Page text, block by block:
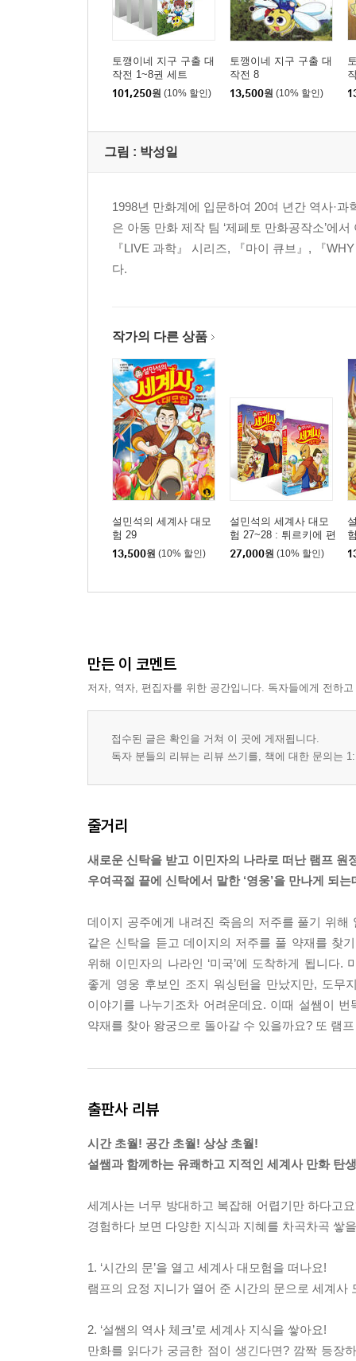
토깽이네 지구 구출 대
작전 1~8권 세트
101,250원 (10% 할인)
토깽이네 지구 구출 대
작전 8
13,500원 (10% 할인)
그림 : 박성일
1998년 만화계에 입문하여 20여 년간 역사·
은 아동 만화 제작 팀 ‘제페토 만화공작소’에
『LIVE 과학』 시리즈, 『마이 큐브』, 『
다.
작가의 다른 상품
설민석의 세계사 대모
험 29
13,500원 (10% 할인)
설민석의 세계사 대모
험 27~28 : 튀르키에 편
세트
27,000원 (10% 할인)
만든 이 코멘트
저자, 역자, 편집자를 위한 공간입니다. 독자들에게 전하
접수된 글은 확인을 거쳐 이 곳에 게재됩니다.
독자 분들의 리뷰는 리뷰 쓰기를, 책에 대한 문의는
줄거리
새로운 신탁을 받고 이민자의 나라로 떠난 램프 원
우여곡절 끝에 신탁에서 말한 ‘영웅’을 만나게 되는
데이지 공주에게 내려진 죽음의 저주를 풀기 위
같은 신탁을 듣고 데이지의 저주를 풀 약재를 찾
위해 이민자의 나라인 ‘미국’에 도착하게 됩니다
좋게 영웅 후보인 조지 워싱턴을 만났지만, 도무
이야기를 나누기조차 어려운데요. 이때 설쌤이
약재를 찾아 왕궁으로 돌아갈 수 있을까요? 또 램
출판사 리뷰
시간 초월! 공간 초월! 상상 초월!
설쌤과 함께하는 유쾌하고 지적인 세계사 만화 탄
세계사는 너무 방대하고 복잡해 어렵기만 하다고
경험하다 보면 다양한 지식과 지혜를 차곡차곡 쌓
1. ‘시간의 문’을 열고 세계사 대모험을 떠나요!
램프의 요정 지니가 열어 준 시간의 문으로 세계
2. ‘설쌤의 역사 체크’로 세계사 지식을 쌓아요!
만화를 읽다가 궁금한 점이 생긴다면? 깜짝 등장